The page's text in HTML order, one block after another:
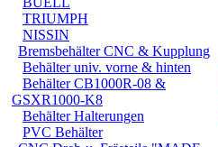
TRIUMPH
NISSIN
Bremsbehälter CNC & Kupplung
Behälter univ. vorne & hinten
Behälter CB1000R-08 &
GSXR1000-K8
Behälter Halterungen
PVC Behälter